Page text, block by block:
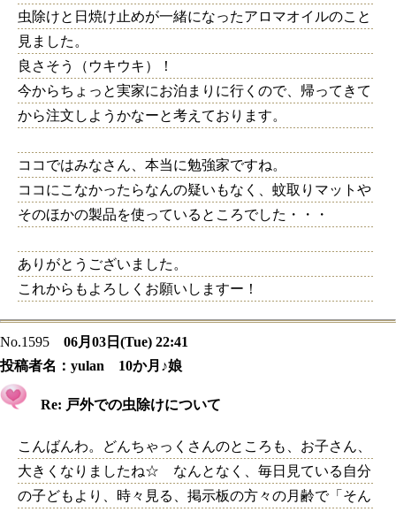
虫除けと日焼け止めが一緒になったアロマオイルのこと
見ました。
良さそう（ウキウキ）！
今からちょっと実家にお泊まりに行くので、帰ってきて
から注文しようかなーと考えております。
ココではみなさん、本当に勉強家ですね。
ココにこなかったらなんの疑いもなく、蚊取りマットや
そのほかの製品を使っているところでした・・・
ありがとうございました。
これからもよろしくお願いしますー！
No.1595
06月03日(Tue) 22:41
投稿者名： yulan 10か月♪娘
Re: 戸外での虫除けについて
こんばんわ。どんちゃっくさんのところも、お子さん、
大きくなりましたね☆ なんとなく、毎日見ている自分
の子どもより、時々見る、掲示板の方々の月齢で「そん